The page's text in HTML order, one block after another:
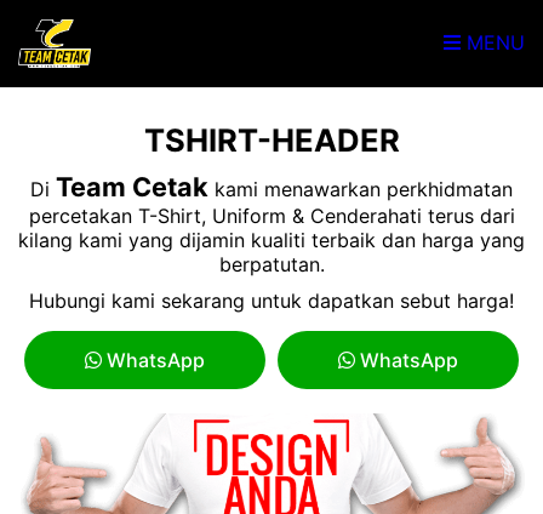
MENU
TSHIRT-HEADER
Di Team Cetak kami menawarkan perkhidmatan
percetakan T-Shirt, Uniform & Cenderahati terus dari
kilang kami yang dijamin kualiti terbaik dan harga yang
berpatutan.
Hubungi kami sekarang untuk dapatkan sebut harga!
WhatsApp WhatsApp